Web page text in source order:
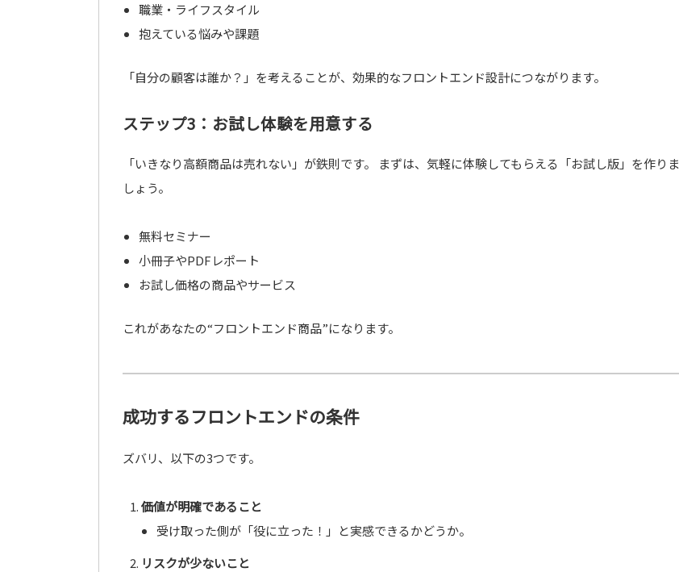
職業・ライフスタイル
抱えている悩みや課題
「自分の顧客は誰か？」を考えることが、効果的なフロントエンド設計につながります。
ステップ3：お試し体験を用意する
「いきなり高額商品は売れない」が鉄則です。 まずは、気軽に体験してもらえる「お試し版」を作りま
しょう。
無料セミナー
小冊子やPDFレポート
お試し価格の商品やサービス
これがあなたの“フロントエンド商品”になります。
成功するフロントエンドの条件
ズバリ、以下の3つです。
価値が明確であること
受け取った側が「役に立った！」と実感できるかどうか。
リスクが少ないこと